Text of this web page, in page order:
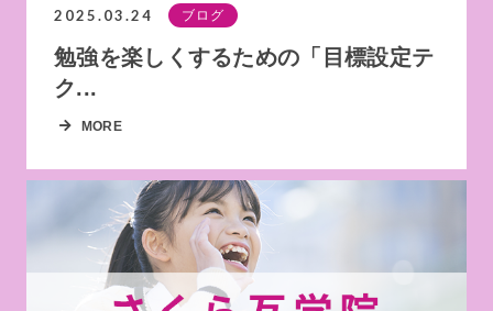
2025.03.24 ブログ
勉強を楽しくするための「目標設定テ
ク...
MORE